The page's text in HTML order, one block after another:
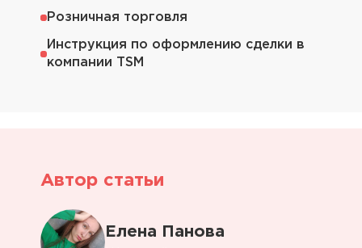
Розничная торговля
Инструкция по оформлению сделки в
компании TSM
Автор статьи
Елена Панова